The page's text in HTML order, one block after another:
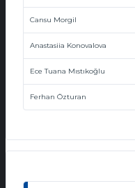
Cansu Morgil
Anastasiia Konovalova
Ece Tuana Mıstıkoğlu
Ferhan Özturan